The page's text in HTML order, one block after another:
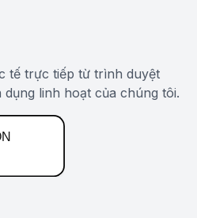
tế trực tiếp từ trình duyệt
linh hoạt của chúng tôi.